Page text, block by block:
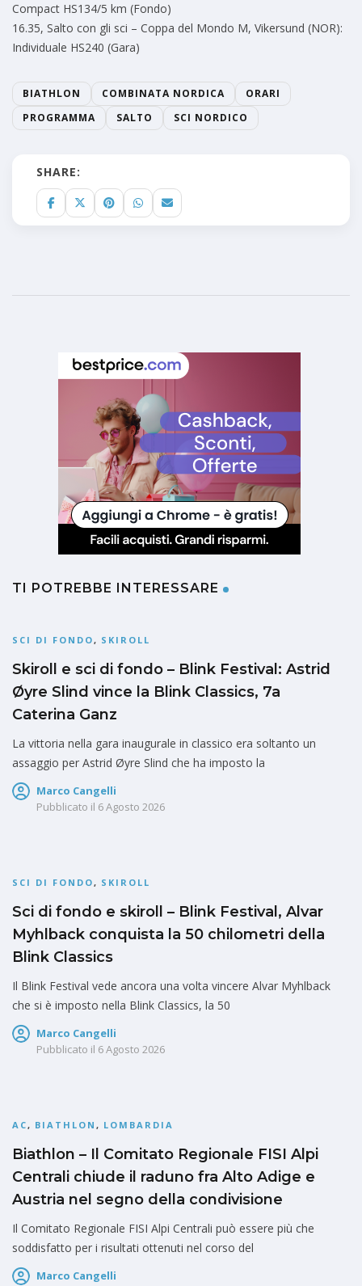
Compact HS134/5 km (Fondo)
16.35, Salto con gli sci – Coppa del Mondo M, Vikersund (NOR):
Individuale HS240 (Gara)
BIATHLON COMBINATA NORDICA
ORARI
PROGRAMMA
SALTO SCI NORDICO
SHARE:
TI POTREBBE INTERESSARE
SCI DI FONDO, SKIROLL
Skiroll e sci di fondo – Blink Festival: Astrid
Øyre Slind vince la Blink Classics, 7a
Caterina Ganz
La vittoria nella gara inaugurale in classico era soltanto un
assaggio per Astrid Øyre Slind che ha imposto la
Marco Cangelli
Pubblicato il 6 Agosto 2026
SCI DI FONDO, SKIROLL
Sci di fondo e skiroll – Blink Festival, Alvar
Myhlback conquista la 50 chilometri della
Blink Classics
Il Blink Festival vede ancora una volta vincere Alvar Myhlback
che si è imposto nella Blink Classics, la 50
Marco Cangelli
Pubblicato il 6 Agosto 2026
AC, BIATHLON , LOMBARDIA
Biathlon – Il Comitato Regionale FISI Alpi
Centrali chiude il raduno fra Alto Adige e
Austria nel segno della condivisione
Il Comitato Regionale FISI Alpi Centrali può essere più che
soddisfatto per i risultati ottenuti nel corso del
Marco Cangelli